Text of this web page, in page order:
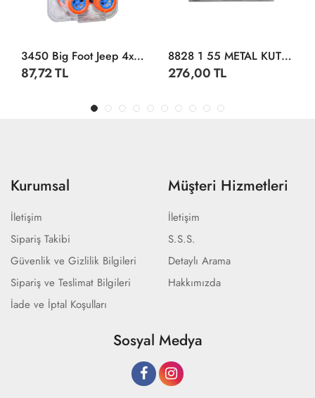
3450 Big Foot Jeep 4x4 1:36 -Sunman
87,72 TL
8828 1 55 METAL KUTULU İTFAİYE ARACI
276,00 TL
Kurumsal
İletişim
Sipariş Takibi
Güvenlik ve Gizlilik Bilgileri
Sipariş ve Teslimat Bilgileri
İade ve İptal Koşulları
Müşteri Hizmetleri
İletişim
S.S.S.
Detaylı Arama
Hakkımızda
Sosyal Medya